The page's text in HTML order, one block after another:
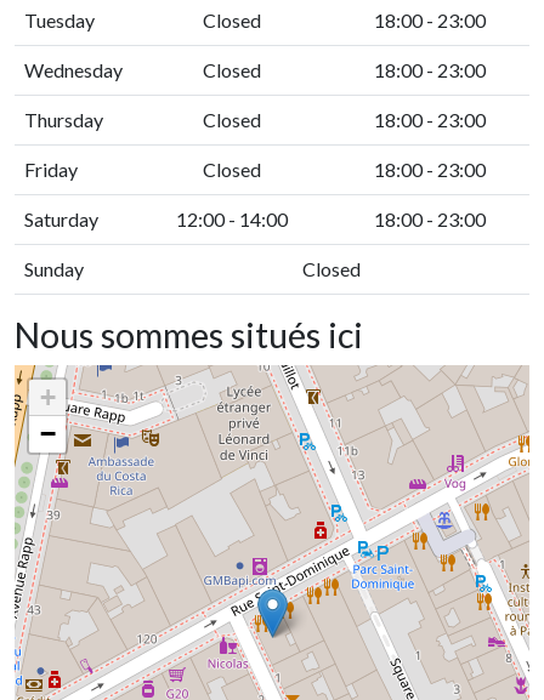
Tuesday Closed 18:00 - 23:00
Wednesday Closed 18:00 - 23:00
Thursday Closed 18:00 - 23:00
Friday Closed 18:00 - 23:00
Saturday 12:00 - 14:00 18:00 - 23:00
Sunday Closed
Nous sommes situés ici
+
−